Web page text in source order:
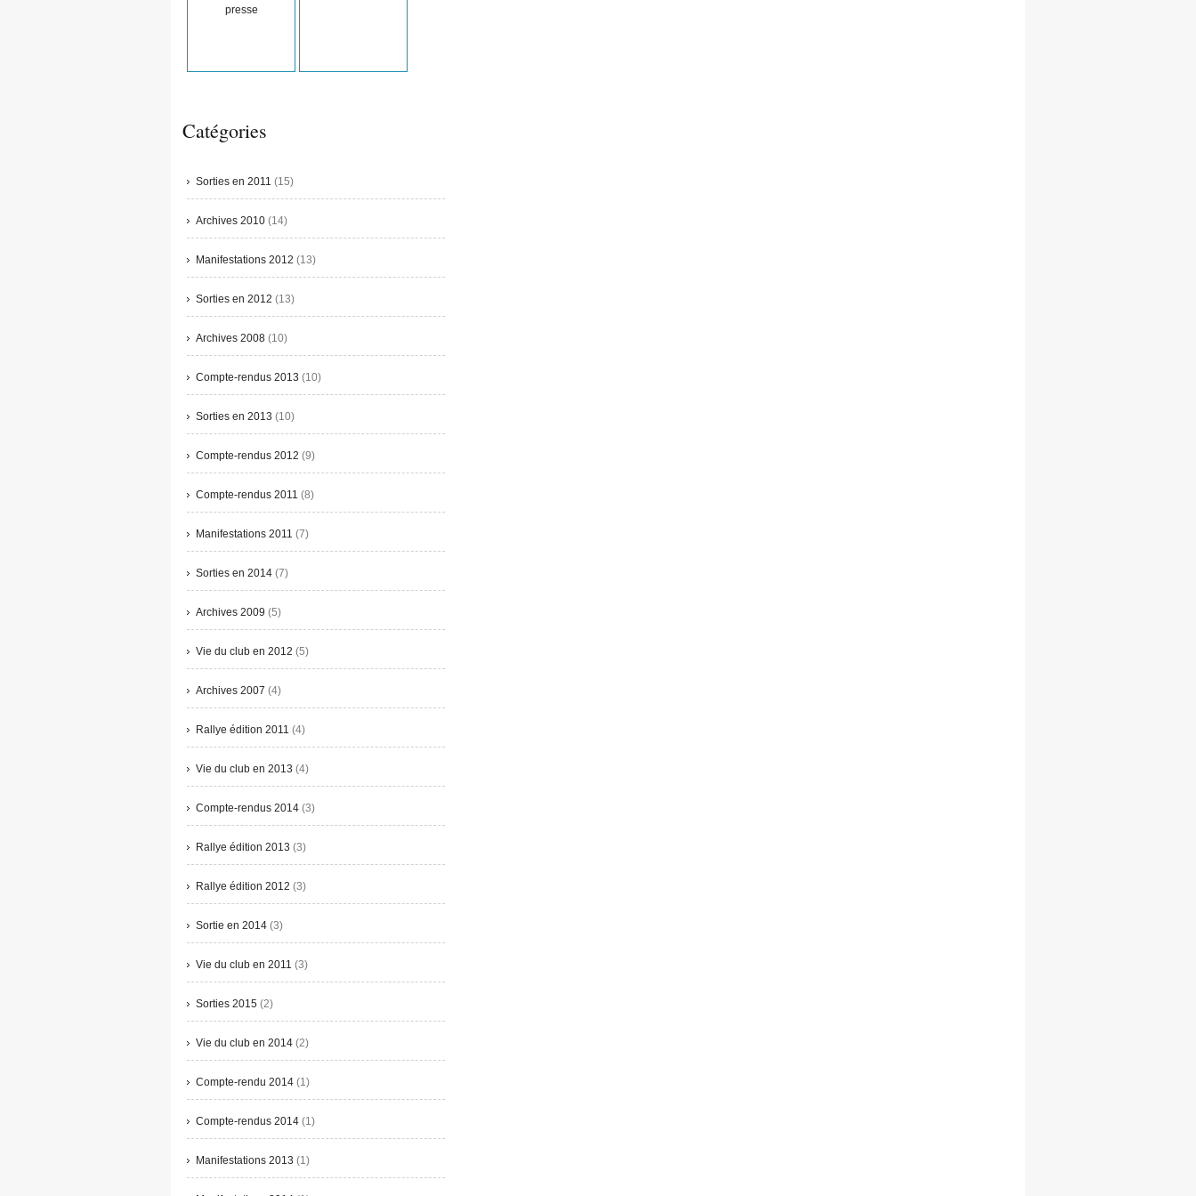
presse
Catégories
Sorties en 2011 (15)
Archives 2010 (14)
Manifestations 2012 (13)
Sorties en 2012 (13)
Archives 2008 (10)
Compte-rendus 2013 (10)
Sorties en 2013 (10)
Compte-rendus 2012 (9)
Compte-rendus 2011 (8)
Manifestations 2011 (7)
Sorties en 2014 (7)
Archives 2009 (5)
Vie du club en 2012 (5)
Archives 2007 (4)
Rallye édition 2011 (4)
Vie du club en 2013 (4)
Compte-rendus 2014 (3)
Rallye édition 2013 (3)
Rallye édition 2012 (3)
Sortie en 2014 (3)
Vie du club en 2011 (3)
Sorties 2015 (2)
Vie du club en 2014 (2)
Compte-rendu 2014 (1)
Compte-rendus 2014 (1)
Manifestations 2013 (1)